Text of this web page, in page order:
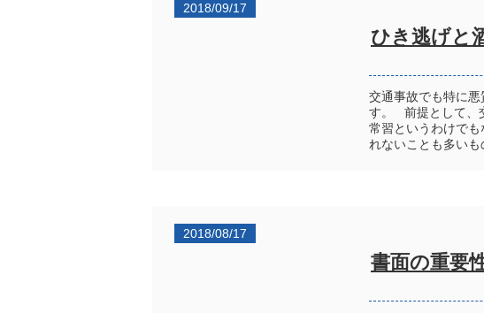
2018/09/17
ひき逃げと
交通事故でも特に
す。 前提として、
常習というわけで
れないことも多い
2018/08/17
書面の重要